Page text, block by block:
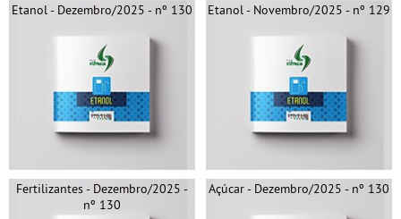
Etanol - Dezembro/2025 - nº 130 Etanol - Novembro/2025 - nº 129
Fertilizantes - Dezembro/2025 -
nº 130
Açúcar - Dezembro/2025 - nº 130